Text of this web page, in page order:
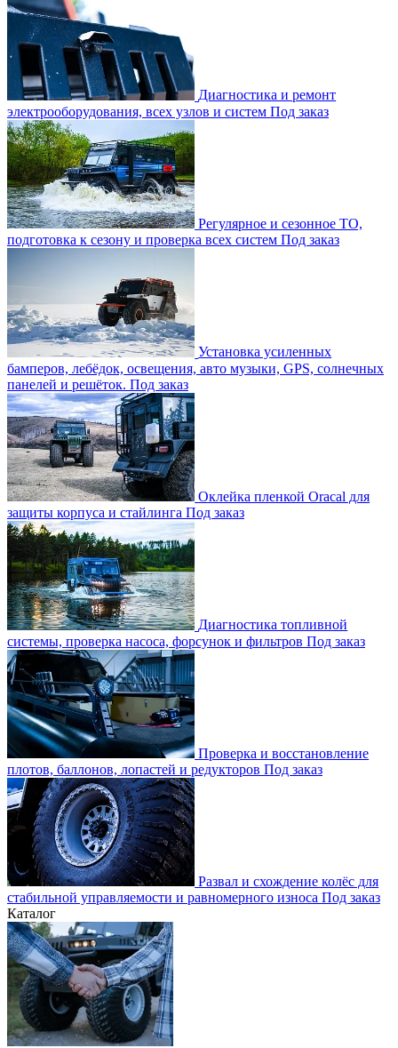
Диагностика и ремонт
электрооборудования, всех узлов и систем Под заказ
Регулярное и сезонное ТО,
подготовка к сезону и проверка всех систем Под заказ
Установка усиленных
бамперов, лебёдок, освещения, авто музыки, GPS, солнечных
панелей и решёток. Под заказ
Оклейка пленкой Oracal для
защиты корпуса и стайлинга Под заказ
Диагностика топливной
системы, проверка насоса, форсунок и фильтров Под заказ
Проверка и восстановление
плотов, баллонов, лопастей и редукторов Под заказ
Развал и схождение колёс для
стабильной управляемости и равномерного износа Под заказ
Каталог